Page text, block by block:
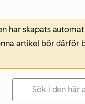
har skapats
artikel bör därför